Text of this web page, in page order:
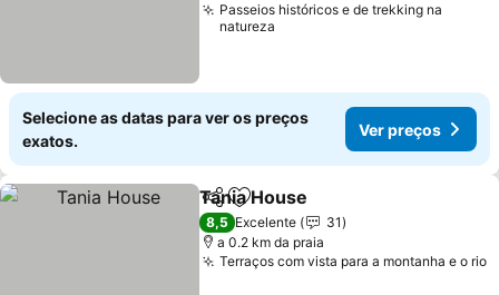
Passeios históricos e de trekking na
natureza
Selecione as datas para ver os preços
exatos.
Ver preços
PartilharAdicionar aos favoritos
Tania House
8,5 Excelente
31
a 0.2 km da praia
Terraços com vista para a montanha e o rio